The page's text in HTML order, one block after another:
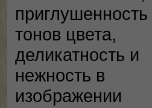
приглушенность
тонов цвета,
деликатность и
нежность в
изображении